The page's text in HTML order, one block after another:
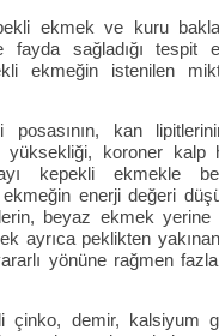
ekmek ve kuru
fayda sağladığı tespit
ekmeğin istenilen
posasının, kan
yüksekliği, koroner
kepekli ekmekle
enerji değeri
beyaz ekmek
ayrıca peklikten
yönüne rağmen fazla
çinko, demir, kalsiyum